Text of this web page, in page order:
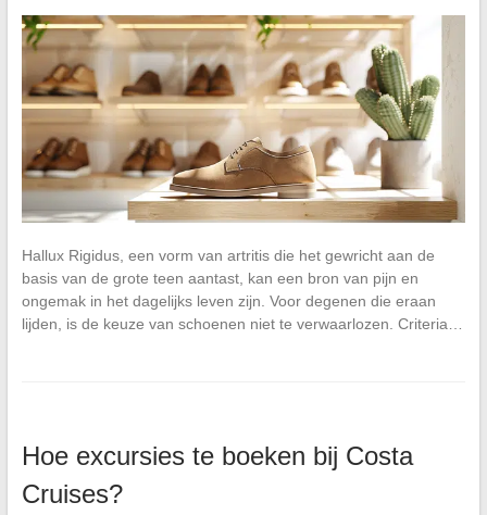
Hallux Rigidus, een vorm van artritis die het gewricht aan de
basis van de grote teen aantast, kan een bron van pijn en
ongemak in het dagelijks leven zijn. Voor degenen die eraan
lijden, is de keuze van schoenen niet te verwaarlozen. Criteria…
Hoe excursies te boeken bij Costa
Cruises?